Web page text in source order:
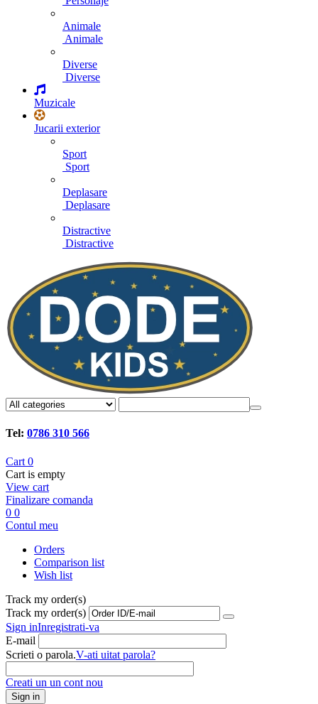
Animale
Animale
Diverse
Diverse
Muzicale
Jucarii exterior
Sport
Sport
Deplasare
Deplasare
Distractive
Distractive
Tel: 0786 310 566
Cart 0
Cart is empty
View cart
Finalizare comanda
0 0
Contul meu
Orders
Comparison list
Wish list
Track my order(s)
Track my order(s)
Sign inInregistrati-va
E-mail
Scrieti o parola.V-ati uitat parola?
Creati un un cont nou
Sign in